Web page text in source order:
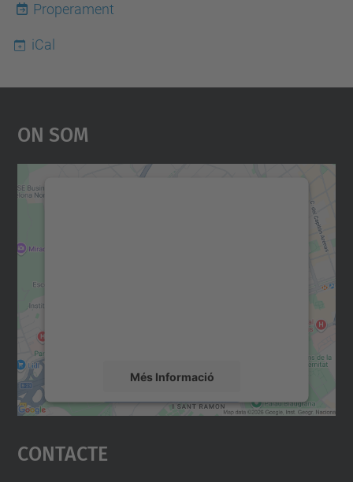
Properament
iCal
On Som
Més Informació
Accepta
powered by
Contacte